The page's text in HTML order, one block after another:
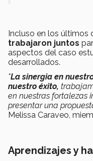
Incluso en los últimos
trabajaron juntos
aspectos del caso
desarrollados.
"La sinergia en
nuestro éxito,
en nuestras fortalezas
presentar una
Melissa Caraveo,
Aprendizajes y